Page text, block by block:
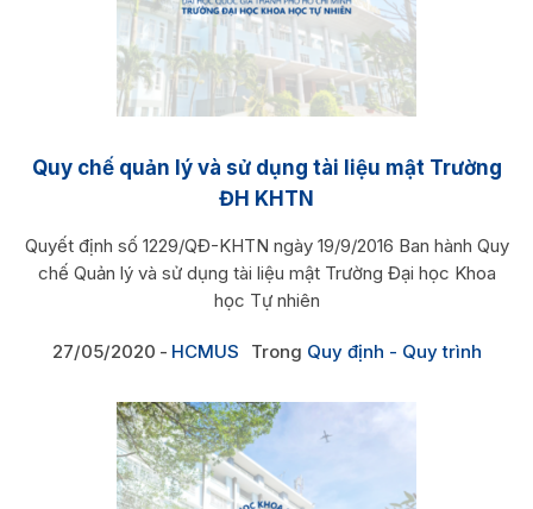
Quy chế quản lý và sử dụng tài liệu mật Trường
ĐH KHTN
Quyết định số 1229/QĐ-KHTN ngày 19/9/2016 Ban hành Quy
chế Quản lý và sử dụng tài liệu mật Trường Đại học Khoa
học Tự nhiên
27/05/2020 HCMUS Trong Quy định - Quy trình